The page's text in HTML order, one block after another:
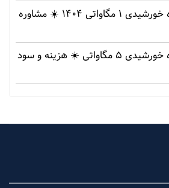
طرح توجیهی نیروگاه خورشیدی 1 مگاواتی 1404 ☀️ مشاوره
طرح توجیهی نیروگاه خورشیدی 5 مگاواتی ☀️ هزینه‌ و سود